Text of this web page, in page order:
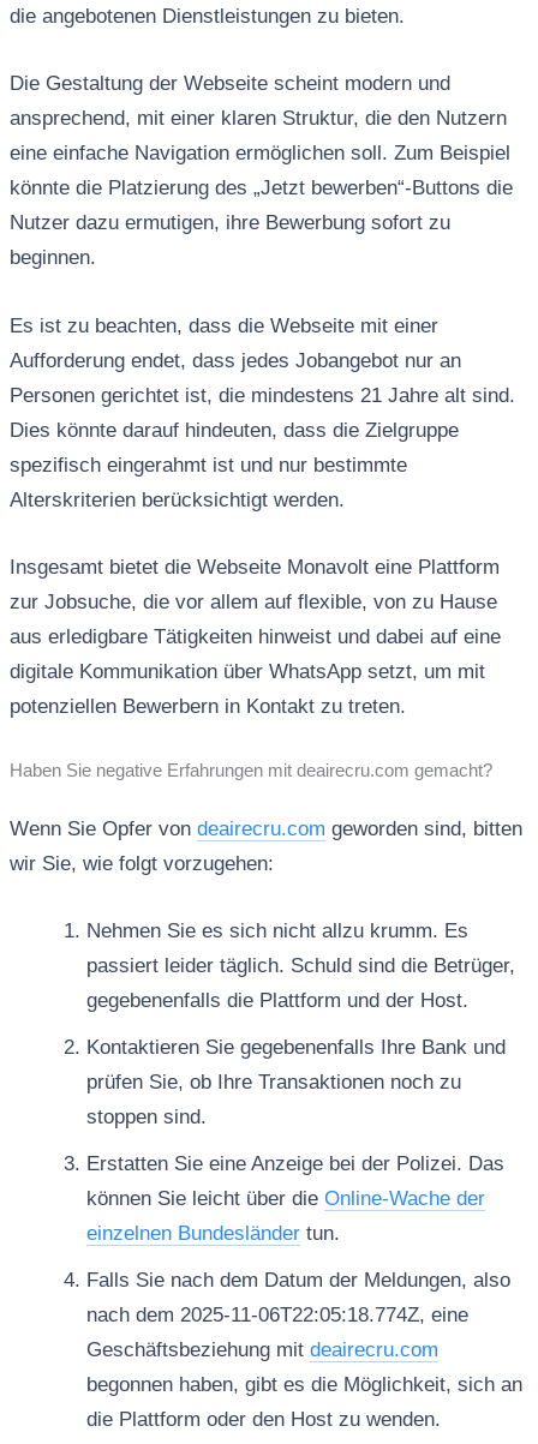
die angebotenen Dienstleistungen zu bieten.
Die Gestaltung der Webseite scheint modern und
ansprechend, mit einer klaren Struktur, die den Nutzern
eine einfache Navigation ermöglichen soll. Zum Beispiel
könnte die Platzierung des „Jetzt bewerben“-Buttons die
Nutzer dazu ermutigen, ihre Bewerbung sofort zu
beginnen.
Es ist zu beachten, dass die Webseite mit einer
Aufforderung endet, dass jedes Jobangebot nur an
Personen gerichtet ist, die mindestens 21 Jahre alt sind.
Dies könnte darauf hindeuten, dass die Zielgruppe
spezifisch eingerahmt ist und nur bestimmte
Alterskriterien berücksichtigt werden.
Insgesamt bietet die Webseite Monavolt eine Plattform
zur Jobsuche, die vor allem auf flexible, von zu Hause
aus erledigbare Tätigkeiten hinweist und dabei auf eine
digitale Kommunikation über WhatsApp setzt, um mit
potenziellen Bewerbern in Kontakt zu treten.
Haben Sie negative Erfahrungen mit deairecru.com gemacht?
Wenn Sie Opfer von deairecru.com geworden sind, bitten
wir Sie, wie folgt vorzugehen:
Nehmen Sie es sich nicht allzu krumm. Es
passiert leider täglich. Schuld sind die Betrüger,
gegebenenfalls die Plattform und der Host.
Kontaktieren Sie gegebenenfalls Ihre Bank und
prüfen Sie, ob Ihre Transaktionen noch zu
stoppen sind.
Erstatten Sie eine Anzeige bei der Polizei. Das
können Sie leicht über die Online-Wache der
einzelnen Bundesländertun.
Falls Sie nach dem Datum der Meldungen, also
nach dem 2025-11-06T22:05:18.774Z, eine
Geschäftsbeziehung mit deairecru.com
begonnen haben, gibt es die Möglichkeit, sich an
die Plattform oder den Host zu wenden.